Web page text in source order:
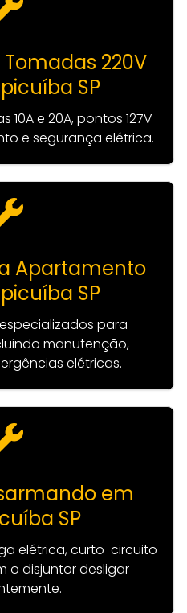
220V
SP
e 20A, pontos 127V
e segurança elétrica.
Apartamento
SP
para
manutenção,
elétricas.
em
SP
elétrica, curto-circuito
o disjuntor desligar